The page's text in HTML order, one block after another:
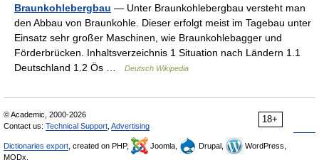
Braunkohlebergbau — Unter Braunkohlebergbau versteht man
den Abbau von Braunkohle. Dieser erfolgt meist im Tagebau unter
Einsatz sehr großer Maschinen, wie Braunkohlebagger und
Förderbrücken. Inhaltsverzeichnis 1 Situation nach Ländern 1.1
Deutschland 1.2 Ös …
Deutsch Wikipedia
18+
© Academic, 2000-2026
Contact us: Technical Support Advertising
Dictionaries export , created on PHP, Joomla, Drupal,
WordPress,
MODx.